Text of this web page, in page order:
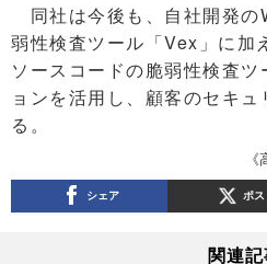
同社は今後も、自社開発の
弱性検査ツール「Vex」に加
ソースコードの脆弱性検査
ョンを活用し、顧客のセキ
る。
シェア ポス
関連記